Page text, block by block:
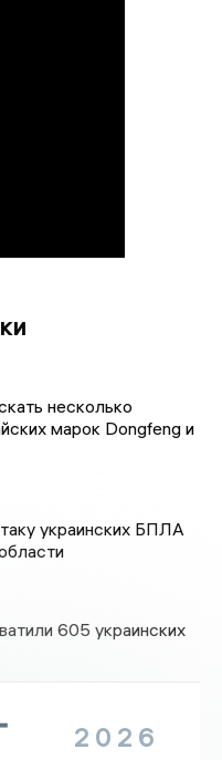
несколько
марок Dongfeng и
украинских БПЛА
605 украинских
2026